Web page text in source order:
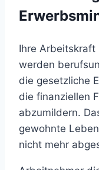
Ihre
werden
die gesetzliche
die finanziellen
abzumildern.
gewohnte
nicht mehr